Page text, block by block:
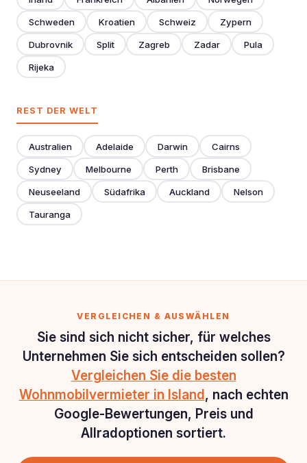
Schweden Kroatien Schweiz Zypern
Dubrovnik Split Zagreb Zadar Pula
Rijeka
REST DER WELT
Australien Adelaide Darwin Cairns
Sydney Melbourne Perth Brisbane
Neuseeland Südafrika Auckland Nelson
Tauranga
VERGLEICHEN & AUSWÄHLEN
Sie sind sich nicht sicher, für welches
Unternehmen Sie sich entscheiden sollen?
Vergleichen Sie die besten
Wohnmobilvermieter in Island , nach echten
Google-Bewertungen, Preis und
Allradoptionen sortiert.